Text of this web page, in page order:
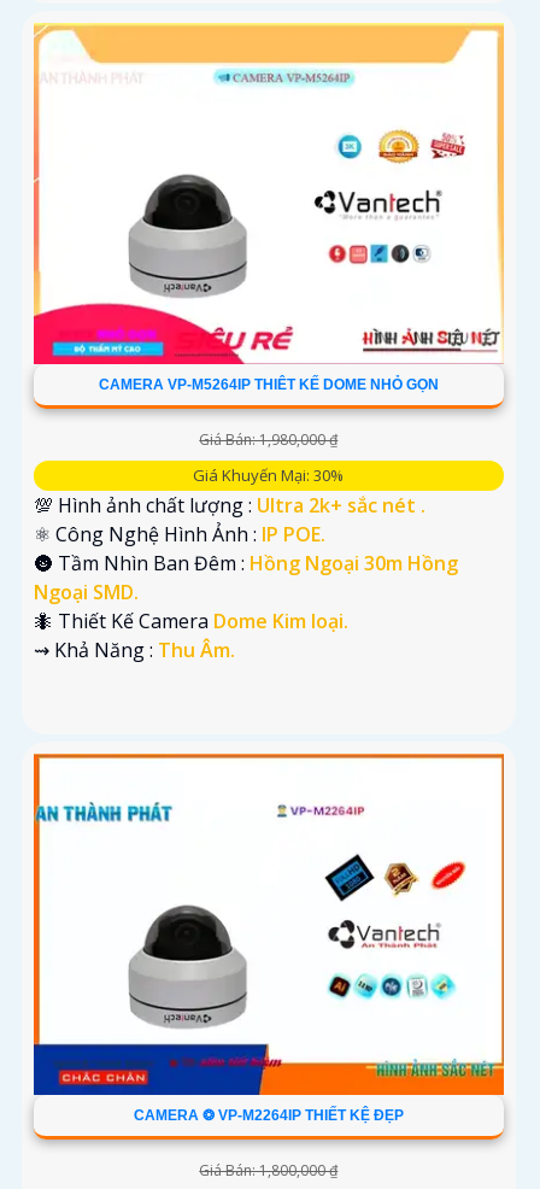
CAMERA VP-M5264IP THIÊT KẾ DOME NHỎ GỌN
Giá Bán: 1,980,000 ₫
Giá Khuyến Mại: 30%
💯 Hình ảnh chất lượng : Ultra 2k+ sắc nét .
⚛️ Công Nghệ Hình Ảnh : IP POE.
🌚 Tầm Nhìn Ban Đêm : Hồng Ngoại 30m Hồng
Ngoại SMD.
🐜 Thiết Kế Camera Dome Kim loại.
️⇝ Khả Năng : Thu Âm.
CAMERA ❂ VP-M2264IP THIẾT KỆ ĐẸP
Giá Bán: 1,800,000 ₫